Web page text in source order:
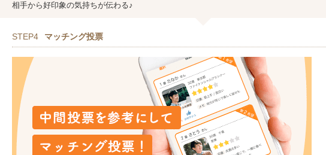
相手から好印象の気持ちが伝わる♪
STEP4 マッチング投票